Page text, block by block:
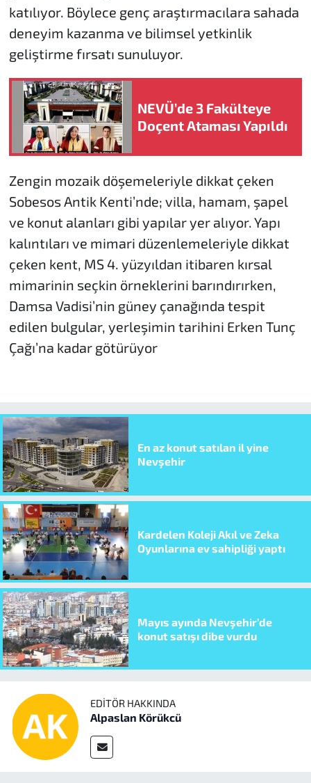
katılıyor. Böylece genç araştırmacılara sahada
deneyim kazanma ve bilimsel yetkinlik
geliştirme fırsatı sunuluyor.
NEVÜ’de 3 Fakülteye
Doçent Ataması Yapıldı
Zengin mozaik döşemeleriyle dikkat çeken
Sobesos Antik Kenti’nde; villa, hamam, şapel
ve konut alanları gibi yapılar yer alıyor. Yapı
kalıntıları ve mimari düzenlemeleriyle dikkat
çeken kent, MS 4. yüzyıldan itibaren kırsal
mimarinin seçkin örneklerini barındırırken,
Damsa Vadisi’nin güney çanağında tespit
edilen bulgular, yerleşimin tarihini Erken Tunç
Çağı’na kadar götürüyor
En az konut satılan il yine
Nevşehir
Kardelen Koleji Akıl ve Zeka
Oyunlarına ev sahipliği yaptı
Mayıs ayında Nevşehir’de
konut satışı dibe vurdu
EDITÖR HAKKINDA
Alpaslan Körükcü